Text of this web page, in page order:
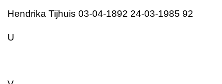
Hendrika Tijhuis 03-04-1892 24-03-1985 92
U